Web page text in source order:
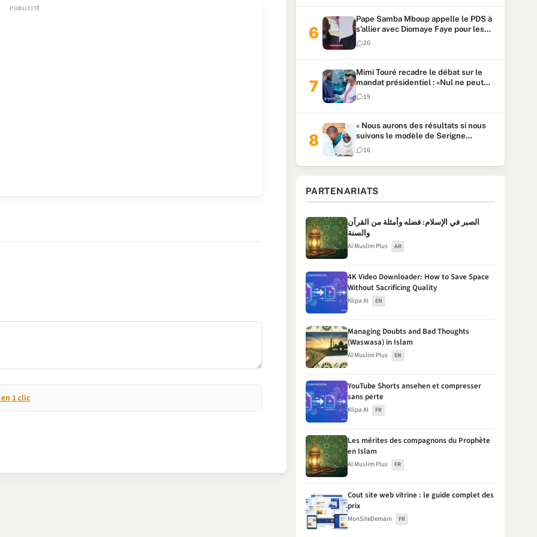
1 clic
Pape Samba Mboup appelle le PDS à
s’allier avec Diomaye Faye pour les
locales et tacle Sonko
20
Mimi Touré recadre le débat sur le
mandat présidentiel : «Nul ne peut
faire plus de deux mandats
consécutifs de 5 ans»
19
« Nous aurons des résultats si nous
suivons le modèle de Serigne
Touba » : Ousmane Sonko au Khalife
Serigne Mountakha
16
PARTENARIATS
الصبر في الإسلام: فضله وأمثلة من القرآن
والسنة
Al Muslim Plus AR
4K Video Downloader: How to Save Space
Without Sacrificing Quality
Klipa AI EN
Managing Doubts and Bad Thoughts
(Waswasa) in Islam
Al Muslim Plus EN
YouTube Shorts ansehen et compresser
sans perte
Klipa AI FR
Les mérites des compagnons du Prophète
en Islam
Al Muslim Plus FR
Cout site web vitrine : le guide complet des
prix
MonSiteDemain FR